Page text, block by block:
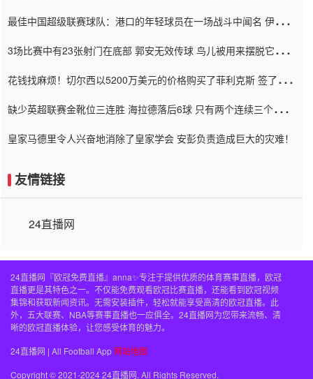
最佳中国超级联赛球队：港口的年轻球员在一场战斗中闻名 伊万放
3场比赛中有23张射门在底部 郭安无效传球 鸟儿被用来摆脱它
花钱找麻烦！切尔西以5200万美元的价格购买了菲利克斯 签了7年
缺少英超联赛金靴位三连胜 海拉德落后6球 只有两个连续三个连续
皇家马德里令人兴奋地消除了皇家学会 安彭负责造成巨大的灾难！
友情链接
24直播网
24直播网『欧冠免费直播』anna✨专注于提供优质的体育赛事直播，欧冠
直播更是其特色之一。不仅能免费观看欧冠比赛直播，还能看到欧冠视频
集锦和获取新闻资讯。无需安装插件，轻松就能享受高清的欧冠直播。此
外，五大联赛、NBA等赛事直播也一应俱全。24直播网为您带来流畅、清
晰的欧冠直播体验，让您感受体育的魅力。
24直播网 | All Football App 网站地图
Copyright © 2021-2024 24直播网. All Rights Reserved.